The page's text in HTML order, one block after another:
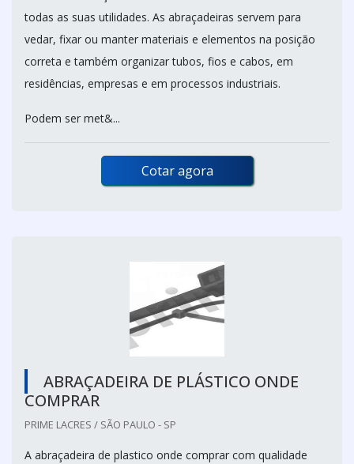
todas as suas utilidades. As abraçadeiras servem para
vedar, fixar ou manter materiais e elementos na posição
correta e também organizar tubos, fios e cabos, em
residências, empresas e em processos industriais.
Podem ser met&...
Cotar agora
ABRAÇADEIRA DE PLÁSTICO ONDE
COMPRAR
PRIME LACRES / SÃO PAULO - SP
A abraçadeira de plastico onde comprar com qualidade